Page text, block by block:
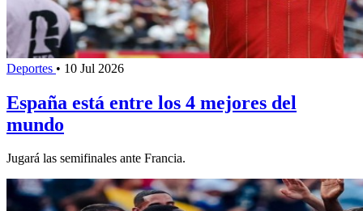
Deportes • 10 Jul 2026
España está entre los 4 mejores del
mundo
Jugará las semifinales ante Francia.